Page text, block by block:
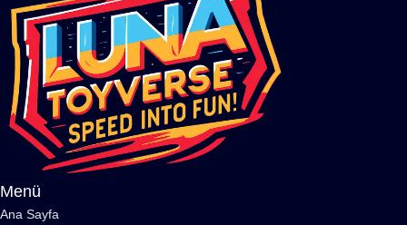
Menü
Ana Sayfa